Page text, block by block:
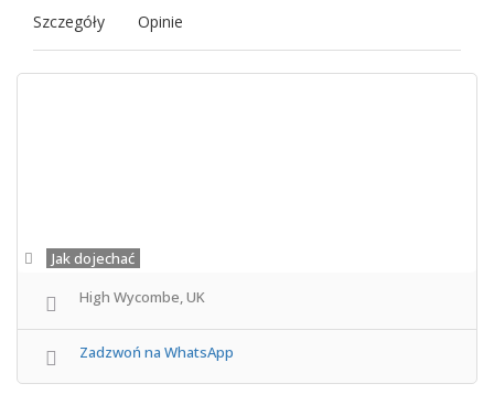
Szczegóły Opinie
Jak dojechać
High Wycombe, UK
Zadzwoń na WhatsApp